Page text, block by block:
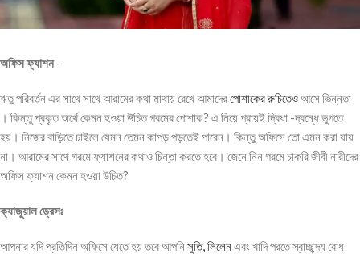
অফিস ফ্যাশন–
ঋতু পরিবর্তন এর সাথে সাথে আরামের কথা মাথায় রেখে আমাদেরপোশাকের রুচিতেওআসে ভিন্নতা
। কিন্তু প্রকৃত অর্থে কেমন হওয়া উচিত গরমের পোশাক? এ নিয়ে প্রায়ই দ্বিধা -দ্বন্ধে ভুগতে
হয়। নিজের বাড়িতে চাইলে যেমন তেমন কাপড় পড়তেই পারেন। কিন্তু অফিসে তো এমন করা যায়
না। আরামের সাথে গরমে ফ্যাশনের কথাও চিন্তা করতে হবে। জেনে নিন গরমে চাকরি জীবী নারীদের
অফিস ফ্যাশন কেমন হওয়া উচিত?
ক্যাজুয়াল ড্রেসঃ
আপনার যদি প্রতিদিন অফিসে যেতে হয় তবে আপনিসুতি, লিলেনএবং খাদি পরতে স্বাচ্ছন্দ্য বোধ